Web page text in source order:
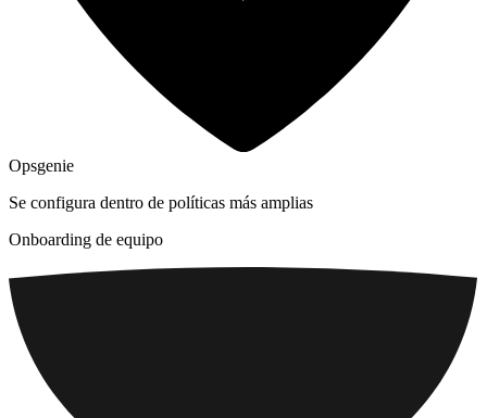
Opsgenie
Se configura dentro de políticas más amplias
Onboarding de equipo